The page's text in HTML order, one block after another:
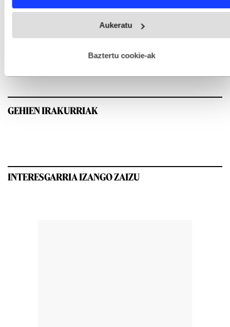
fitxategiak erabiltzen ditu. Zure esperientzia eta zerbitzuak
esplizitua ematen diguzu.Gehiago irakurri
Aukeratu
Baztertu cookie-ak
GEHIEN IRAKURRIAK
INTERESGARRIA IZANGO ZAIZU